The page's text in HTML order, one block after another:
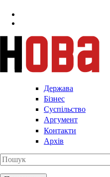
Держава
Бізнес
Суспільство
Аргумент
Контакти
Архів